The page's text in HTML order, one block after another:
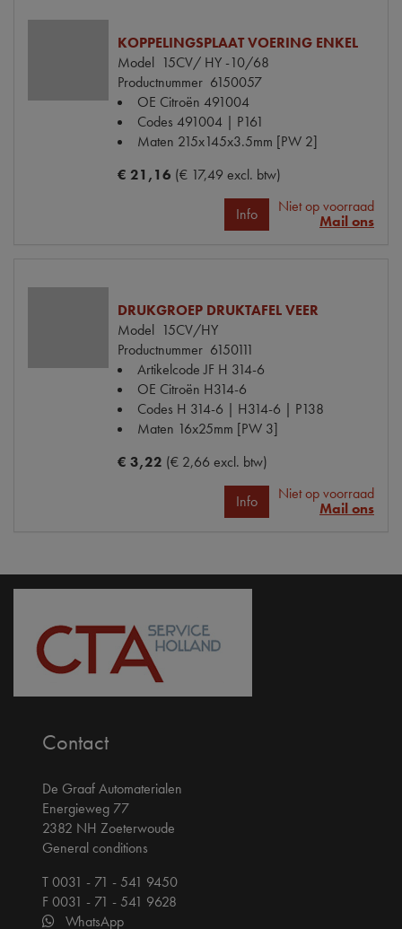
KOPPELINGSPLAAT VOERING ENKEL
Model 15CV/ HY -10/68
Productnummer 6150057
OE Citroën 491004
Codes 491004 | P161
Maten 215x145x3.5mm [PW 2]
€ 21,16 (€ 17,49 excl. btw)
Info
Niet op voorraad
Mail ons
DRUKGROEP DRUKTAFEL VEER
Model 15CV/HY
Productnummer 6150111
Artikelcode JF H 314-6
OE Citroën H314-6
Codes H 314-6 | H314-6 | P138
Maten 16x25mm [PW 3]
€ 3,22 (€ 2,66 excl. btw)
Info
Niet op voorraad
Mail ons
Contact
De Graaf Automaterialen
Energieweg 77
2382 NH Zoeterwoude
General conditions
T 0031 - 71 - 541 9450
F 0031 - 71 - 541 9628
WhatsApp